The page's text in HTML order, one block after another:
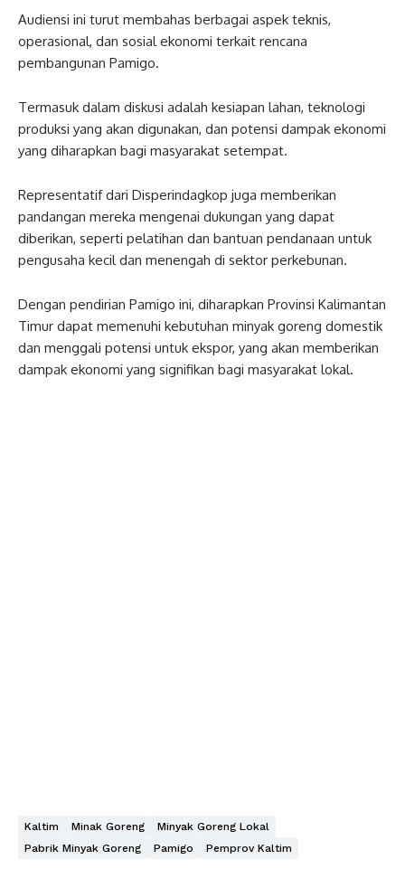
Audiensi ini turut membahas berbagai aspek teknis,
operasional, dan sosial ekonomi terkait rencana
pembangunan Pamigo.
Termasuk dalam diskusi adalah kesiapan lahan, teknologi
produksi yang akan digunakan, dan potensi dampak ekonomi
yang diharapkan bagi masyarakat setempat.
Representatif dari Disperindagkop juga memberikan
pandangan mereka mengenai dukungan yang dapat
diberikan, seperti pelatihan dan bantuan pendanaan untuk
pengusaha kecil dan menengah di sektor perkebunan.
Dengan pendirian Pamigo ini, diharapkan Provinsi Kalimantan
Timur dapat memenuhi kebutuhan minyak goreng domestik
dan menggali potensi untuk ekspor, yang akan memberikan
dampak ekonomi yang signifikan bagi masyarakat lokal.
Kaltim Minak Goreng
Minyak Goreng Lokal
Pabrik Minyak Goreng
Pamigo Pemprov Kaltim